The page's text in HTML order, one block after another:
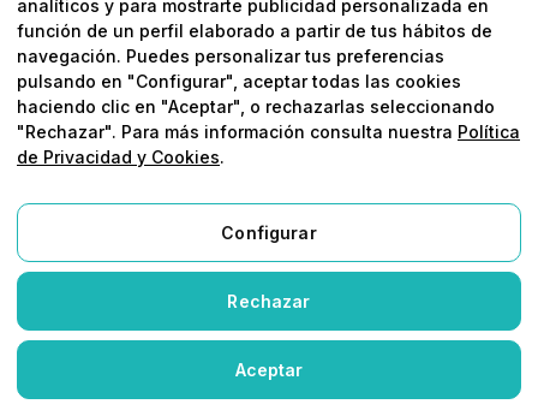
ENVIAR
— HABLEMOS DE TU NEGOCIO
Estrategia, datos
yresultados
analíticos y para mostrarte publicidad personalizada en
función de un perfil elaborado a partir de tus hábitos de
navegación. Puedes personalizar tus preferencias
pulsando en "Configurar", aceptar todas las cookies
haciendo clic en "Aceptar", o rechazarlas seleccionando
"Rechazar". Para más información consulta nuestra Política
de Privacidad y Cookies.
Configurar
Rechazar
Aceptar